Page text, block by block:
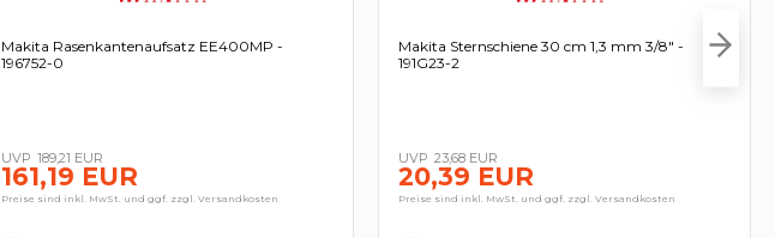
Makita Rasenkantenaufsatz EE400MP -
196752-0
189,21 EUR
161,19 EUR
Preise sind inkl. MwSt. und ggf. zzgl. Versandkosten
Makita Sternschiene 30 cm 1,3 mm 3/8" -
191G23-2
23,68 EUR
20,39 EUR
Preise sind inkl. MwSt. und ggf. zzgl. Versandkosten